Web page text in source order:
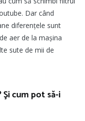
Dar când
diferenţele sunt
aer de la mașina
sute de mii de
cum pot să-i